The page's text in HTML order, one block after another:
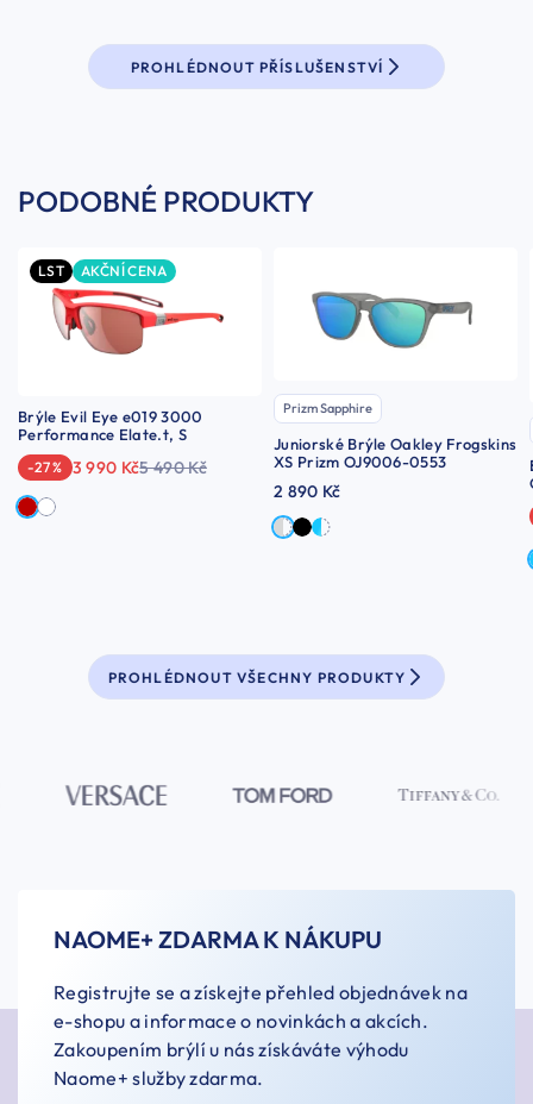
PROHLÉDNOUT PŘÍSLUŠENSTVÍ
PODOBNÉ PRODUKTY
LST AKČNÍ CENA
Brýle Evil Eye e019 3000
Performance Elate.t, S
-27 % 3 990 Kč5 490 Kč
Prizm Sapphire
Juniorské Brýle Oakley Frogskins
XS Prizm OJ9006-0553
2 890 Kč
PROHLÉDNOUT VŠECHNY PRODUKTY
NAOME+ ZDARMA K NÁKUPU
Registrujte se a získejte přehled objednávek na
e-shopu a informace o novinkách a akcích.
Zakoupením brýlí u nás získáváte výhodu
Naome+ služby zdarma.